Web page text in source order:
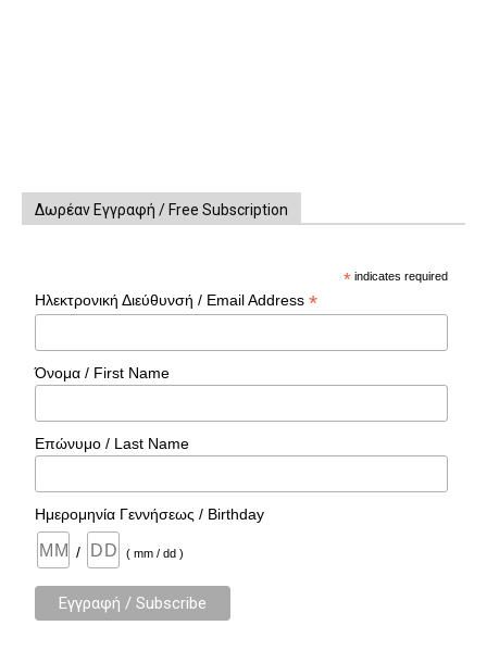
Δωρέαν Εγγραφή / Free Subscription
* indicates required
Ηλεκτρονική Διεύθυνσή / Email Address*
Όνομα / First Name
Επώνυμο / Last Name
Ημερομηνία Γεννήσεως / Birthday
/ ( mm / dd )